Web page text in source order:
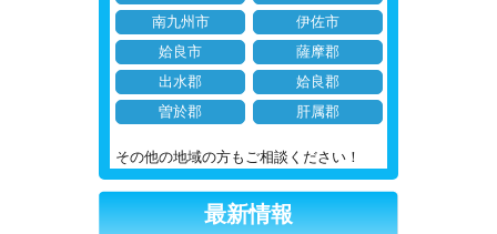
南九州市
伊佐市
姶良市
薩摩郡
出水郡
姶良郡
曽於郡
肝属郡
その他の地域の方もご相談ください！
最新情報